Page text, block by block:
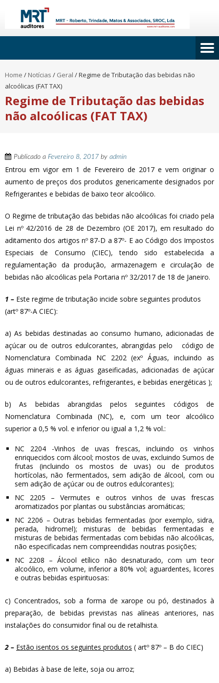
Home / Notícias / Geral /Regime de Tributação das bebidas não
alcoólicas (FAT TAX)
Regime de Tributação das bebidas
não alcoólicas (FAT TAX)
Publicado a Fevereiro 8, 2017 by admin
Entrou em vigor em 1 de Fevereiro de 2017 e vem originar o
aumento de preços dos produtos genericamente designados por
Refrigerantes e bebidas de baixo teor alcoólico.
O Regime de tributação das bebidas não alcoólicas foi criado pela
Lei nº 42/2016 de 28 de Dezembro (OE 2017), em resultado do
aditamento dos artigos nº 87-D a 87º- E ao Código dos Impostos
Especiais de Consumo (CIEC), tendo sido estabelecida a
regulamentação da produção, armazenagem e circulação de
bebidas não alcoólicas pela Portaria nº 32/2017 de 18 de Janeiro.
1 – Este regime de tributação incide sobre seguintes produtos
(artº 87º-A CIEC):
a) As bebidas destinadas ao consumo humano, adicionadas de
açúcar ou de outros edulcorantes, abrangidas pelo código de
Nomenclatura Combinada NC 2202 (exº Águas, incluindo as
águas minerais e as águas gaseificadas, adicionadas de açúcar
ou de outros edulcorantes, refrigerantes, e bebidas energéticas );
b) As bebidas abrangidas pelos seguintes códigos de
Nomenclatura Combinada (NC), e, com um teor alcoólico
superior a 0,5 % vol. e inferior ou igual a 1,2 % vol.:
NC 2204 -Vinhos de uvas frescas, incluindo os vinhos
enriquecidos com álcool; mostos de uvas, excluindo Sumos de
frutas (incluindo os mostos de uvas) ou de produtos
hortícolas, não fermentados, sem adição de álcool, com ou
sem adição de açúcar ou de outros edulcorantes);
NC 2205 – Vermutes e outros vinhos de uvas frescas
aromatizados por plantas ou substâncias aromáticas;
NC 2206 – Outras bebidas fermentadas (por exemplo, sidra,
perada, hidromel); misturas de bebidas fermentadas e
misturas de bebidas fermentadas com bebidas não alcoólicas,
não especificadas nem compreendidas noutras posições;
NC 2208 – Álcool etílico não desnaturado, com um teor
alcoólico, em volume, inferior a 80% vol; aguardentes, licores
e outras bebidas espirituosas:
c) Concentrados, sob a forma de xarope ou pó, destinados à
preparação, de bebidas previstas nas alíneas anteriores, nas
instalações do consumidor final ou de retalhista.
2 – Estão isentos os seguintes produtos ( artº 87º – B do CIEC)
a) Bebidas à base de leite, soja ou arroz;